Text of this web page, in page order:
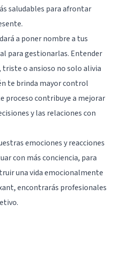
saludables para afrontar
a poner nombre a tus
para gestionarlas. Entender
o ansioso no solo alivia
te brinda mayor control
proceso contribuye a mejorar
y las relaciones con
emociones y reacciones
con más conciencia, para
una vida emocionalmente
encontrarás profesionales